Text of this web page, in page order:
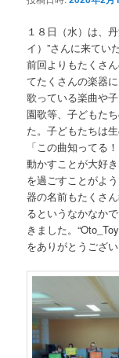
１８日（水）は、
イ）”さんに来てい
前回よりもたくさ
てたくさんの楽器
歌っている楽曲や
園歌等、子どもた
た。子どもたちは
「この曲知ってる
動かすことが大好
を過ごすことがよ
器の名前もたくさ
るというなかなか
きました。
をありがとうござい